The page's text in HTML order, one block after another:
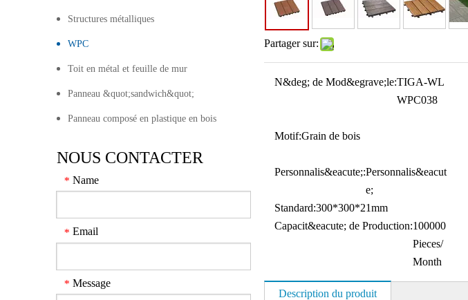
Structures métalliques
WPC
Toit en métal et feuille de mur
Panneau &quot;sandwich&quot;
Panneau composé en plastique en bois
NOUS CONTACTER
* Name
* Email
* Message
Partager sur:
N&deg; de Mod&egrave;le:TIGA-WL
WPC038
Motif:Grain de bois
Personnalis&eacute;:Personnalis&eacut
e;
Standard:300*300*21mm
Capacit&eacute; de Production:100000
Pieces/
Month
Description du produit